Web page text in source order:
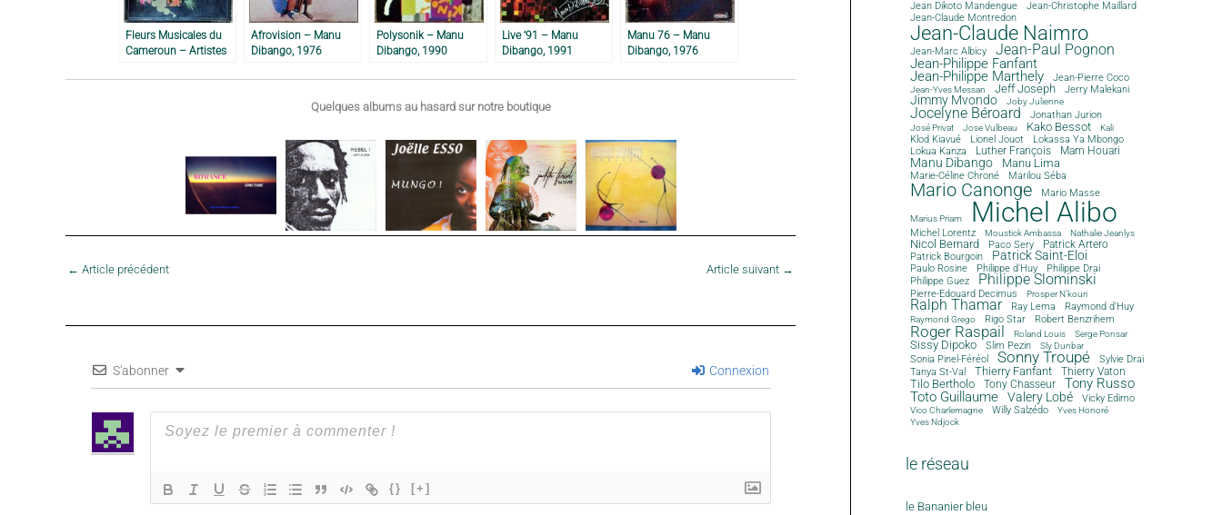
Fleurs Musicales du
Cameroun – Artistes
Afrovision – Manu
Dibango, 1976
Polysonik – Manu
Dibango, 1990
Live ’91 – Manu
Dibango, 1991
Manu 76 – Manu
Dibango, 1976
Quelques albums au hasard sur notre boutique
← Article précédent Article suivant →
S'abonner Connexion
{} [+]
Jean Dikoto Mandengue
Jean-Christophe Maillard
Jean-Claude Montredon
Jean-Claude Naimro
Jean-Marc Albicy Jean-Paul Pognon
Jean-Philippe Fanfant
Jean-Philippe Marthely Jean-Pierre Coco
Jean-Yves Messan Jeff Joseph Jerry Malekani
Jimmy Mvondo Joby Julienne
Jocelyne Béroard Jonathan Jurion
José Privat Jose Vulbeau Kako Bessot Kali
Klod Kiavué Lionel Jouot
Lokassa Ya Mbongo
Lokua Kanza
Luther François Mam Houari
Manu Dibango Manu Lima
Marie-Céline Chroné Marilou Séba
Mario Canonge Mario Masse
Marius Priam Michel Alibo
Michel Lorentz Moustick Ambassa Nathalie Jeanlys
Nicol Bernard Paco Sery
Patrick Artero
Patrick Bourgoin
Patrick Saint-Eloi
Paulo Rosine Philippe d'Huy
Philippe Drai
Philippe Guez
Philippe Slominski
Pierre-Edouard Decimus Prosper N'kouri
Ralph Thamar Ray Lema Raymond d'Huy
Raymond Grego Rigo Star Robert Benzrihem
Roger Raspail Roland Louis Serge Ponsar
Sissy Dipoko Slim Pezin Sly Dunbar
Sonia Pinel-Féréol Sonny Troupé Sylvie Drai
Tanya St-Val Thierry Fanfant Thierry Vaton
Tilo Bertholo Tony Chasseur
Tony Russo
Toto Guillaume
Valery Lobé Vicky Edimo
Vico Charlemagne Willy Salzédo
Yves Honoré
Yves Ndjock
le réseau
le Bananier bleu